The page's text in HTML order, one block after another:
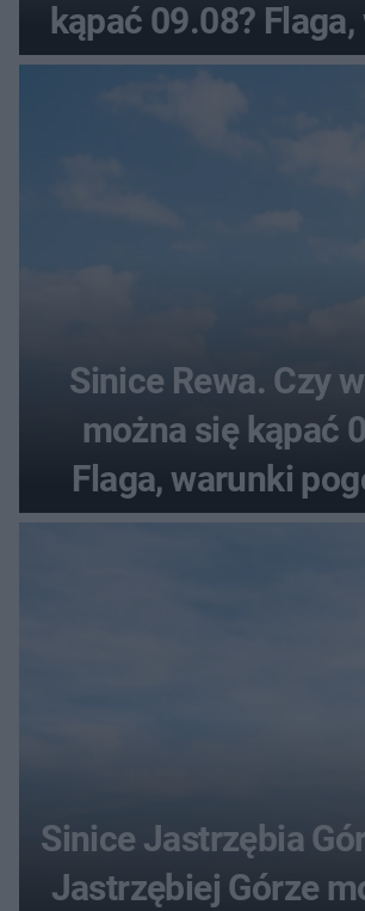
kąpać 09.08?
pogodowe
Sinice Rewa. Czy
można się kąpać
Flaga, warunki
Sinice Jastrzębia
Jastrzębiej Górze